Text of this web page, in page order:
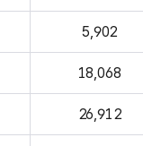
5,902
18,068
26,912